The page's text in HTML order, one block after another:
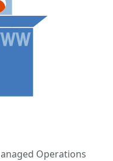
Operations